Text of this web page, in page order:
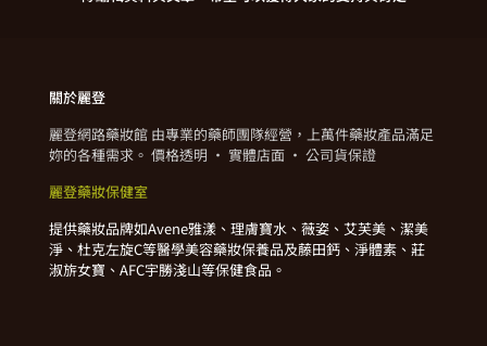
關於麗登
麗登網路藥妝館 由專業的藥師團隊經營，上萬件藥妝產品滿足
妳的各種需求。 價格透明 · 實體店面 · 公司貨保證
麗登藥妝保健室
提供藥妝品牌如Avene雅漾、理膚寶水、薇姿、艾芙美、潔美
淨、杜克左旋C等醫學美容藥妝保養品及藤田鈣、淨體素、莊
淑旂女寶、AFC宇勝淺山等保健食品。